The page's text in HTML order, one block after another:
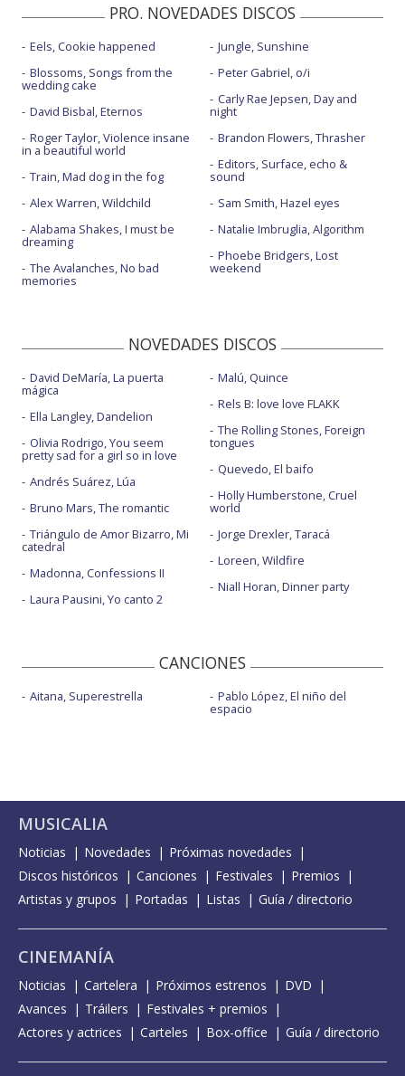
PRO. NOVEDADES DISCOS
Eels, Cookie happened
Blossoms, Songs from the
wedding cake
David Bisbal, Eternos
Roger Taylor, Violence insane
in a beautiful world
Train, Mad dog in the fog
Alex Warren, Wildchild
Alabama Shakes, I must be
dreaming
The Avalanches, No bad
memories
Jungle, Sunshine
Peter Gabriel, o/i
Carly Rae Jepsen, Day and
night
Brandon Flowers, Thrasher
Editors, Surface, echo &
sound
Sam Smith, Hazel eyes
Natalie Imbruglia, Algorithm
Phoebe Bridgers, Lost
weekend
NOVEDADES DISCOS
David DeMaría, La puerta
mágica
Ella Langley, Dandelion
Olivia Rodrigo, You seem
pretty sad for a girl so in love
Andrés Suárez, Lúa
Bruno Mars, The romantic
Triángulo de Amor Bizarro, Mi
catedral
Madonna, Confessions II
Laura Pausini, Yo canto 2
Malú, Quince
Rels B: love love FLAKK
The Rolling Stones, Foreign
tongues
Quevedo, El baifo
Holly Humberstone, Cruel
world
Jorge Drexler, Taracá
Loreen, Wildfire
Niall Horan, Dinner party
CANCIONES
Aitana, Superestrella Pablo López, El niño del
espacio
MUSICALIA
Noticias Novedades
Próximas novedades
Discos históricos
Canciones Festivales
Premios
Artistas y grupos
Portadas Listas Guía / directorio
CINEMANÍA
Noticias Cartelera Próximos estrenos
DVD
Avances
Tráilers
Festivales + premios
Actores y actrices
Carteles Box-office Guía / directorio